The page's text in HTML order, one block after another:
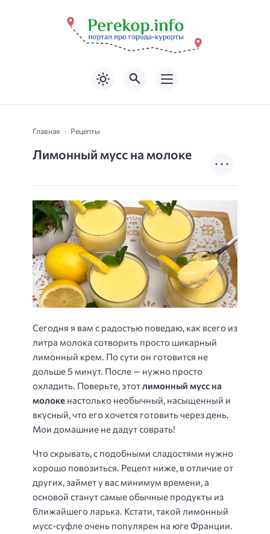
Главная Рецепты
Лимонный мусс на молоке
Сегодня я вам с радостью поведаю, как всего из
литра молока сотворить просто шикарный
лимонный крем. По сути он готовится не
дольше 5 минут. После — нужно просто
охладить. Поверьте, этотлимонный мусс на
молоке настолько необычный, насыщенный и
вкусный, что его хочется готовить через день.
Мои домашние не дадут соврать!
Что скрывать, с подобными сладостями нужно
хорошо повозиться. Рецепт ниже, в отличие от
других, займет у вас минимум времени, а
основой станут самые обычные продукты из
ближайшего ларька. Кстати, такой лимонный
мусс-суфле очень популярен на юге Франции.